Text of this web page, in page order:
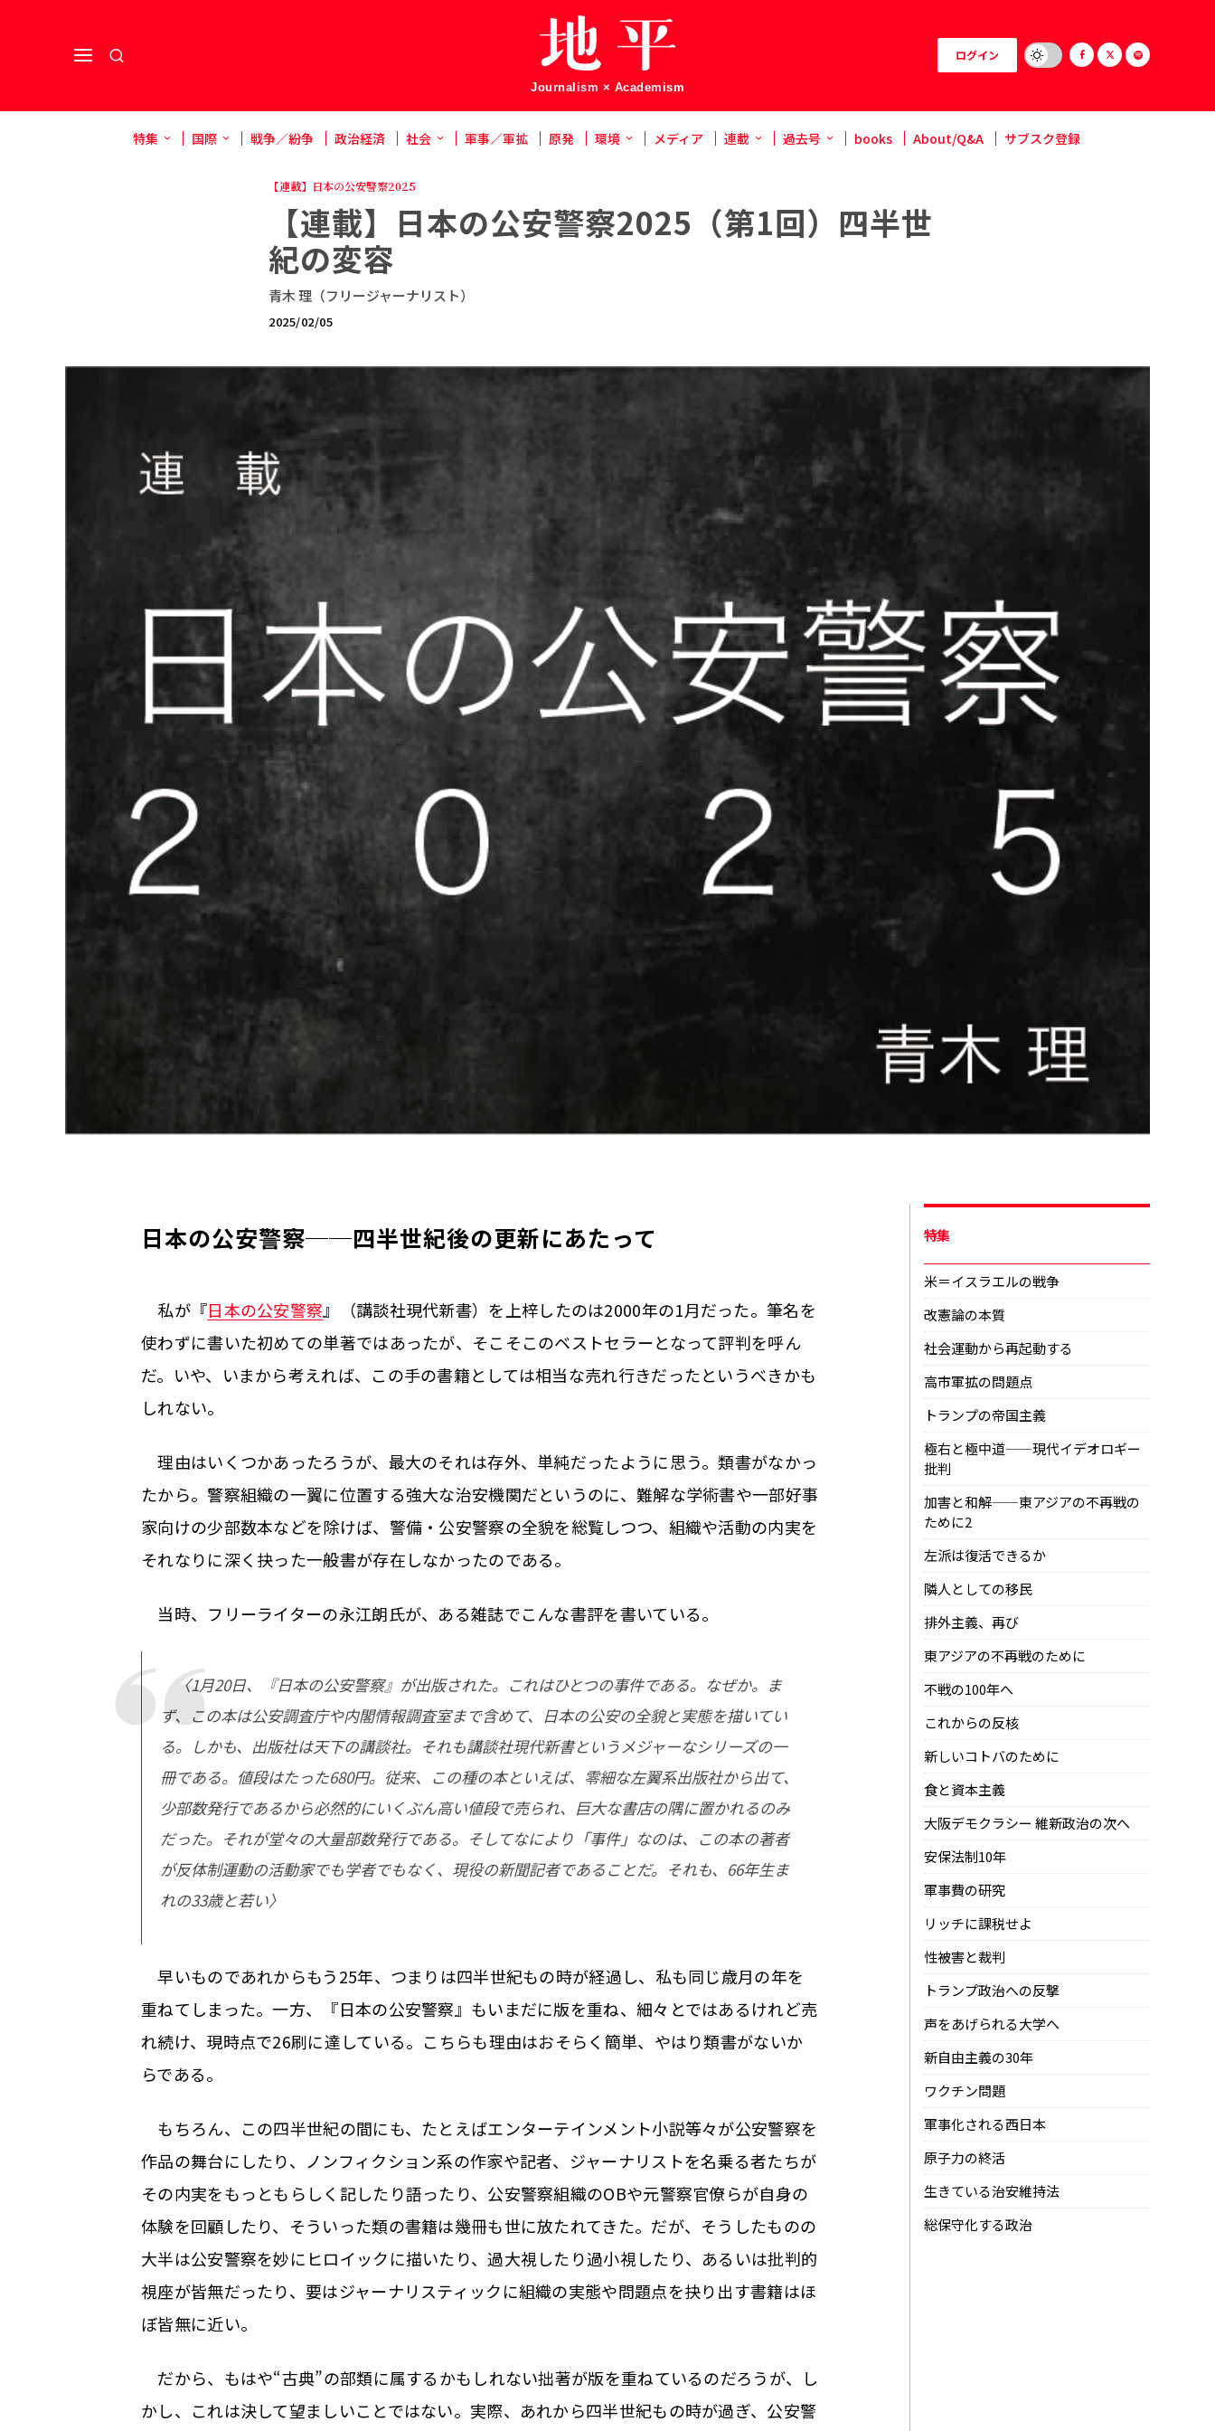
Journalism × Academism
ログイン
特集 国際 戦争／紛争 政治経済 社会 軍事／軍拡 原発 環境 メディア 連載 過去号 books About/Q&A サブスク登録
【連載】日本の公安警察2025
【連載】日本の公安警察2025（第1回）四半世
紀の変容
青木 理（フリージャーナリスト）
2025/02/05
日本の公安警察──四半世紀後の更新にあたって
私が『日本の公安警察』（講談社現代新書）を上梓したのは2000年の1月だった。筆名を
使わずに書いた初めての単著ではあったが、そこそこのベストセラーとなって評判を呼ん
だ。いや、いまから考えれば、この手の書籍としては相当な売れ行きだったというべきかも
しれない。
理由はいくつかあったろうが、最大のそれは存外、単純だったように思う。類書がなかっ
たから。警察組織の一翼に位置する強大な治安機関だというのに、難解な学術書や一部好事
家向けの少部数本などを除けば、警備・公安警察の全貌を総覧しつつ、組織や活動の内実を
それなりに深く抉った一般書が存在しなかったのである。
当時、フリーライターの永江朗氏が、ある雑誌でこんな書評を書いている。
〈1月20日、『日本の公安警察』が出版された。これはひとつの事件である。なぜか。ま
ず、この本は公安調査庁や内閣情報調査室まで含めて、日本の公安の全貌と実態を描いてい
る。しかも、出版社は天下の講談社。それも講談社現代新書というメジャーなシリーズの一
冊である。値段はたった680円。従来、この種の本といえば、零細な左翼系出版社から出て、
少部数発行であるから必然的にいくぶん高い値段で売られ、巨大な書店の隅に置かれるのみ
だった。それが堂々の大量部数発行である。そしてなにより「事件」なのは、この本の著者
が反体制運動の活動家でも学者でもなく、現役の新聞記者であることだ。それも、66年生ま
れの33歳と若い〉
早いものであれからもう25年、つまりは四半世紀もの時が経過し、私も同じ歳月の年を
重ねてしまった。一方、『日本の公安警察』もいまだに版を重ね、細々とではあるけれど売
れ続け、現時点で26刷に達している。こちらも理由はおそらく簡単、やはり類書がないか
らである。
もちろん、この四半世紀の間にも、たとえばエンターテインメント小説等々が公安警察を
作品の舞台にしたり、ノンフィクション系の作家や記者、ジャーナリストを名乗る者たちが
その内実をもっともらしく記したり語ったり、公安警察組織のOBや元警察官僚らが自身の
体験を回顧したり、そういった類の書籍は幾冊も世に放たれてきた。だが、そうしたものの
大半は公安警察を妙にヒロイックに描いたり、過大視したり過小視したり、あるいは批判的
視座が皆無だったり、要はジャーナリスティックに組織の実態や問題点を抉り出す書籍はほ
ぼ皆無に近い。
だから、もはや“古典”の部類に属するかもしれない拙著が版を重ねているのだろうが、し
かし、これは決して望ましいことではない。実際、あれから四半世紀もの時が過ぎ、公安警
特集
米＝イスラエルの戦争
改憲論の本質
社会運動から再起動する
高市軍拡の問題点
トランプの帝国主義
極右と極中道——現代イデオロギー
批判
加害と和解——東アジアの不再戦の
ために2
左派は復活できるか
隣人としての移民
排外主義、再び
東アジアの不再戦のために
不戦の100年へ
これからの反核
新しいコトバのために
食と資本主義
大阪デモクラシー 維新政治の次へ
安保法制10年
軍事費の研究
リッチに課税せよ
性被害と裁判
トランプ政治への反撃
声をあげられる大学へ
新自由主義の30年
ワクチン問題
軍事化される西日本
原子力の終活
生きている治安維持法
総保守化する政治